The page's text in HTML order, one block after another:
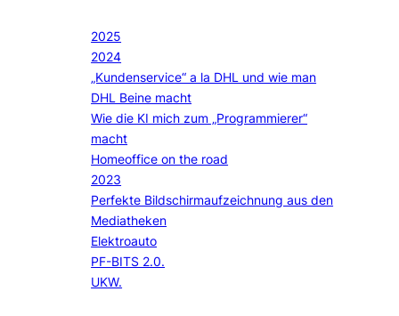
2025
2024
„Kundenservice“ a la DHL und wie man
DHL Beine macht
Wie die KI mich zum „Programmierer“
macht
Homeoffice on the road
2023
Perfekte Bildschirmaufzeichnung aus den
Mediatheken
Elektroauto
PF-BITS 2.0.
UKW.